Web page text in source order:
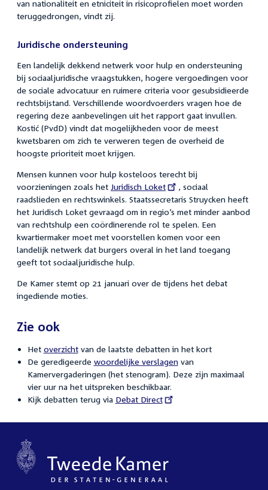
van nationaliteit en etniciteit in risicoprofielen moet worden
teruggedrongen, vindt zij.
Juridische ondersteuning
Een landelijk dekkend netwerk voor hulp en ondersteuning
bij sociaaljuridische vraagstukken, hogere vergoedingen voor
de sociale advocatuur en ruimere criteria voor gesubsidieerde
rechtsbijstand. Verschillende woordvoerders vragen hoe de
regering deze aanbevelingen uit het rapport gaat invullen.
Kostić (PvdD) vindt dat mogelijkheden voor de meest
kwetsbaren om zich te verweren tegen de overheid de
hoogste prioriteit moet krijgen.
Mensen kunnen voor hulp kosteloos terecht bij
voorzieningen zoals het External
link:
Juridisch Loket
, sociaal
raadslieden en rechtswinkels. Staatssecretaris Struycken heeft
het Juridisch Loket gevraagd om in regio’s met minder aanbod
van rechtshulp een coördinerende rol te spelen. Een
kwartiermaker moet met voorstellen komen voor een
landelijk netwerk dat burgers overal in het land toegang
geeft tot sociaaljuridische hulp.
De Kamer stemt op 21 januari over de tijdens het debat
ingediende moties.
Zie ook
Het overzichtvan de laatste debatten in het kort
De geredigeerde woordelijke verslagenvan
Kamervergaderingen (het stenogram). Deze zijn maximaal
vier uur na het uitspreken beschikbaar.
Kijk debatten terug via External
Debat Direct